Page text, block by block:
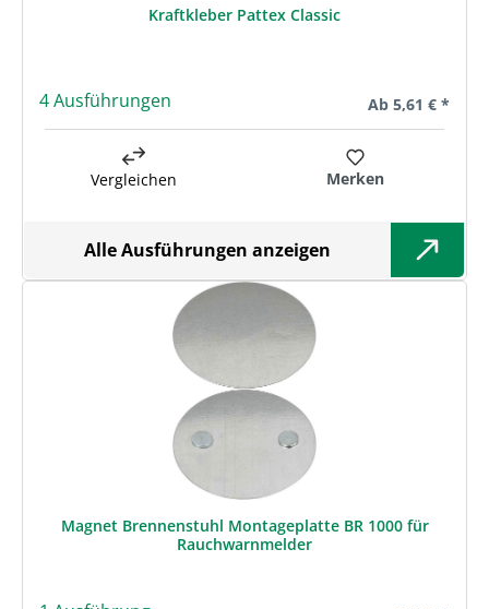
Kraftkleber Pattex Classic
4 Ausführungen Regulärer Preis:
Ab 5,61 € *
Vergleichen Merken
Alle Ausführungen anzeigen
Magnet Brennenstuhl Montageplatte BR 1000 für
Rauchwarnmelder